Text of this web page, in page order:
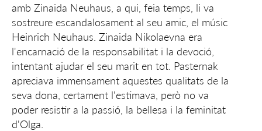
amb Zinaida Neuhaus, a qui, feia temps, li va
sostreure escandalosament al seu amic, el músic
Heinrich Neuhaus. Zinaida Nikolaevna era
l'encarnació de la responsabilitat i la devoció,
intentant ajudar el seu marit en tot. Pasternak
apreciava immensament aquestes qualitats de la
seva dona, certament l'estimava, però no va
poder resistir a la passió, la bellesa i la feminitat
d'Olga.